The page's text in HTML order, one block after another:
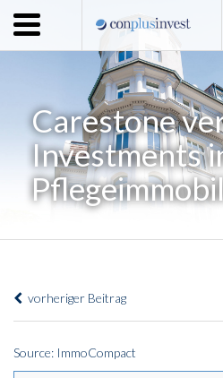
Menu
Home
Unternehmen
Leistungen
Immobilienangebote
News
Impressum
Carestone
Investments
vorheriger Beitrag
Source: ImmoCompact